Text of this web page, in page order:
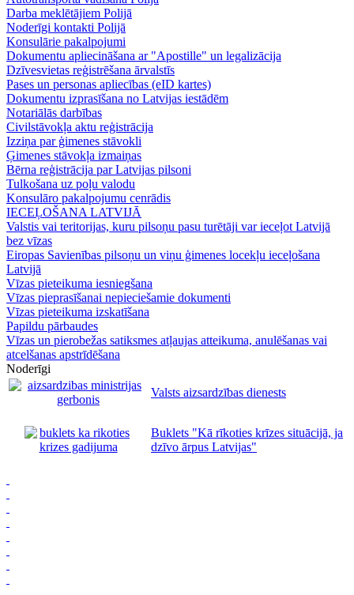
Darba meklētājiem Polijā
Noderīgi kontakti Polijā
Konsulārie pakalpojumi
Dokumentu apliecināšana ar "Apostille" un legalizācija
Dzīvesvietas reģistrēšana ārvalstīs
Pases un personas apliecības (eID kartes)
Dokumentu izprasīšana no Latvijas iestādēm
Notariālās darbības
Civilstāvokļa aktu reģistrācija
Izziņa par ģimenes stāvokli
Ģimenes stāvokļa izmaiņas
Bērna reģistrācija par Latvijas pilsoni
Tulkošana uz poļu valodu
Konsulāro pakalpojumu cenrādis
IECEĻOŠANA LATVIJĀ
Valstis vai teritorijas, kuru pilsoņu pasu turētāji var ieceļot Latvijā
bez vīzas
Eiropas Savienības pilsoņu un viņu ģimenes locekļu ieceļošana
Latvijā
Vīzas pieteikuma iesniegšana
Vīzas pieprasīšanai nepieciešamie dokumenti
Vīzas pieteikuma izskatīšana
Papildu pārbaudes
Vīzas un pierobežas satiksmes atļaujas atteikuma, anulēšanas vai
atcelšanas apstrīdēšana
Noderīgi
Valsts aizsardzības dienests
Buklets "Kā rīkoties krīzes situācijā, ja
dzīvo ārpus Latvijas"